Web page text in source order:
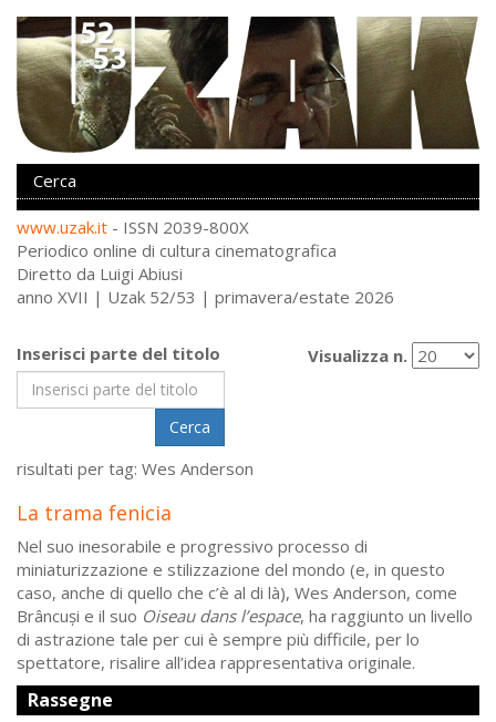
www.uzak.it - ISSN 2039-800X
Periodico online di cultura cinematografica
Diretto da Luigi Abiusi
anno XVII | Uzak 52/53 | primavera/estate 2026
Inserisci parte del titolo
Cerca
Visualizza n.
risultati per tag: Wes Anderson
La trama fenicia
Nel suo inesorabile e progressivo processo di
miniaturizzazione e stilizzazione del mondo (e, in questo
caso, anche di quello che c’è al di là), Wes Anderson, come
Brâncuși e il suo Oiseau dans l’espace, ha raggiunto un livello
di astrazione tale per cui è sempre più difficile, per lo
spettatore, risalire all’idea rappresentativa originale.
Rassegne